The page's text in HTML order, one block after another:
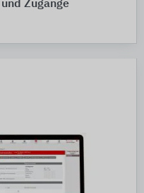
Zugänge